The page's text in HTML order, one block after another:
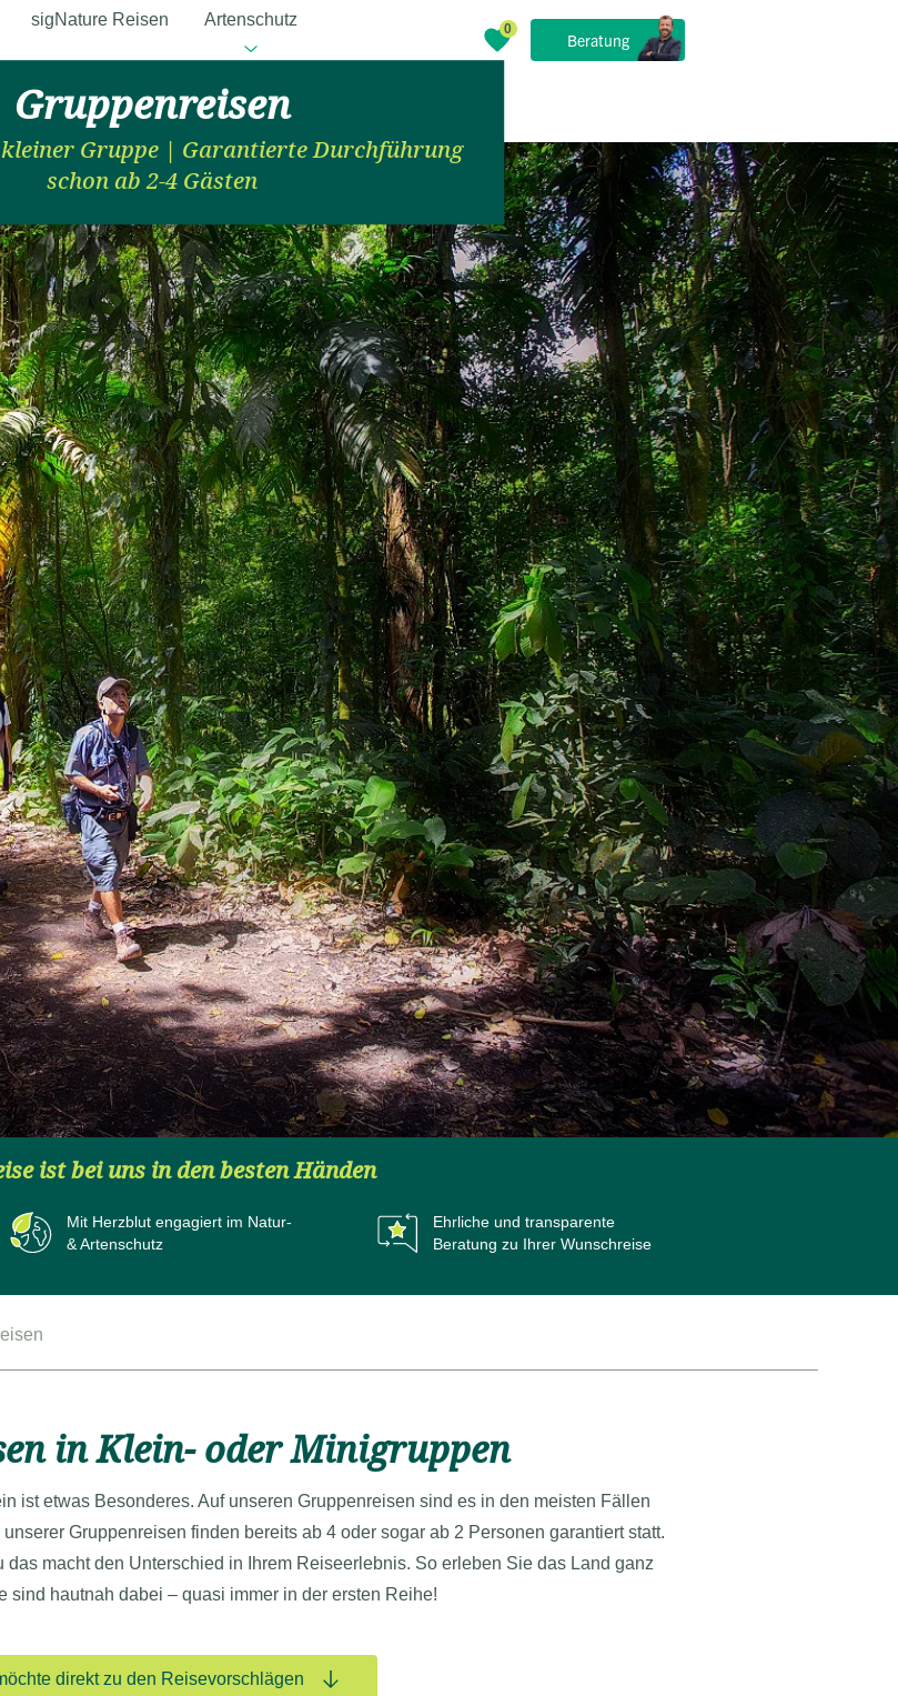
Beratung
sigNature Reisen Artenschutz
Gruppenreisen
Gruppe | Garantierte Durchführung
schon ab 2-4 Gästen
ist bei uns in den besten Händen
Mit Herzblut engagiert im Natur-
& Artenschutz
Ehrliche undtransparente
Beratung zu Ihrer Wunschreise
Kundenbewertungen - Gruppenreisen FAQ's Blogbeiträge zu Gruppenreisen
in Klein- oder Minigruppen
ist etwas Besonderes. Auf unseren Gruppenreisen sind es in den meisten Fällen
Gruppenreisen finden bereits ab 4 oder sogar ab 2 Personen garantiert statt.
macht den Unterschied in Ihrem Reiseerlebnis. So erleben Sie das Land ganz
sind hautnah dabei – quasi immer in der ersten Reihe!
direkt zu den Reisevorschlägen